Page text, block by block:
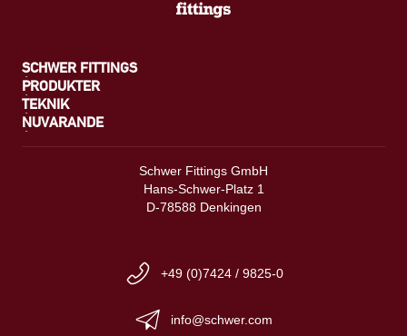
SCHWER FITTINGS
PRODUKTER
TEKNIK
NUVARANDE
Schwer Fittings GmbH
Hans-Schwer-Platz 1
D-78588 Denkingen
+49 (0)7424 / 9825-0
info@schwer.com